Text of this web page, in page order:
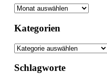
Kategorien
Kategorien
Schlagworte